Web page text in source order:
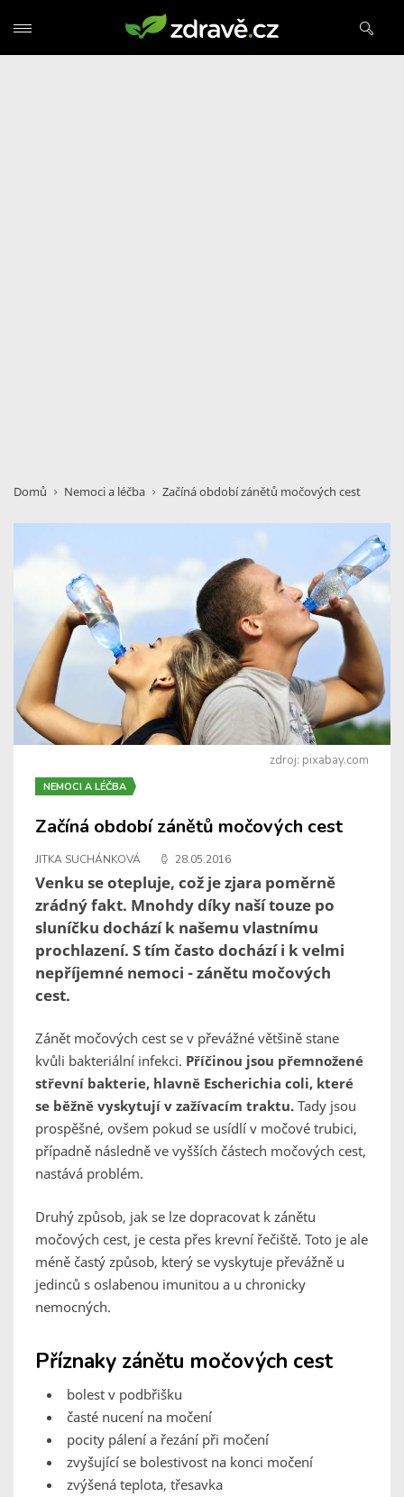
Domů Nemoci a léčba Začíná období zánětů močových cest
zdroj: pixabay.com
NEMOCI A LÉČBA
Začíná období zánětů močových cest
JITKA SUCHÁNKOVÁ 28.05.2016
Venku se otepluje, což je zjara poměrně
zrádný fakt. Mnohdy díky naší touze po
sluníčku dochází k našemu vlastnímu
prochlazení. S tím často dochází i k velmi
nepříjemné nemoci - zánětu močových
cest.
Zánět močových cest se v převážné většině stane
kvůli bakteriální infekci. Příčinou jsou přemnožené
střevní bakterie, hlavně Escherichia coli, které
se běžně vyskytují v zažívacím traktu. Tady jsou
prospěšné, ovšem pokud se usídlí v močové trubici,
případně následně ve vyšších částech močových cest,
nastává problém.
Druhý způsob, jak se lze dopracovat k zánětu
močových cest, je cesta přes krevní řečiště. Toto je ale
méně častý způsob, který se vyskytuje převážně u
jedinců s oslabenou imunitou a u chronicky
nemocných.
Příznaky zánětu močových cest
bolest v podbřišku
časté nucení na močení
pocity pálení a řezání při močení
zvyšující se bolestivost na konci močení
zvýšená teplota, třesavka